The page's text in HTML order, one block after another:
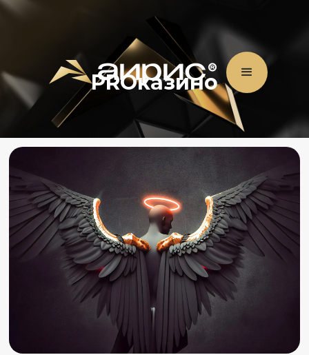
PROказино